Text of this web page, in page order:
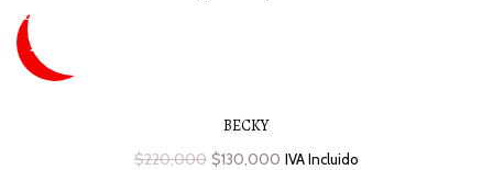
SUPER
-41 %
BECKY
$220,000 $130,000 IVA Incluido